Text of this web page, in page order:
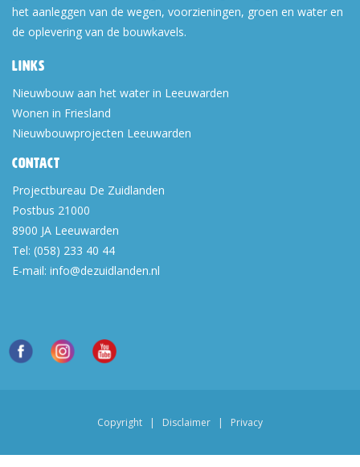
het aanleggen van de wegen, voorzieningen, groen en water en
de oplevering van de bouwkavels.
Links
Nieuwbouw aan het water in Leeuwarden
Wonen in Friesland
Nieuwbouwprojecten Leeuwarden
Contact
Projectbureau De Zuidlanden
Postbus 21000
8900 JA Leeuwarden
Tel: (058) 233 40 44
E-mail: info@dezuidlanden.nl
Copyright | Disclaimer | Privacy